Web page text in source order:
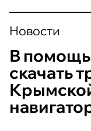
Новости
В помощь
скачать